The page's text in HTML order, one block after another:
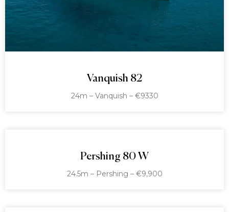
Vanquish 82
24m – Vanquish – €9330
Pershing 80 W
24.5m – Pershing – €9,900